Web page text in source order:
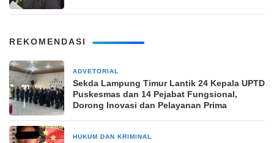
REKOMENDASI
ADVETORIAL
‎Sekda Lampung Timur Lantik 24 Kepala UPTD
Puskesmas dan 14 Pejabat Fungsional,
Dorong Inovasi dan Pelayanan Prima
HUKUM DAN KRIMINAL